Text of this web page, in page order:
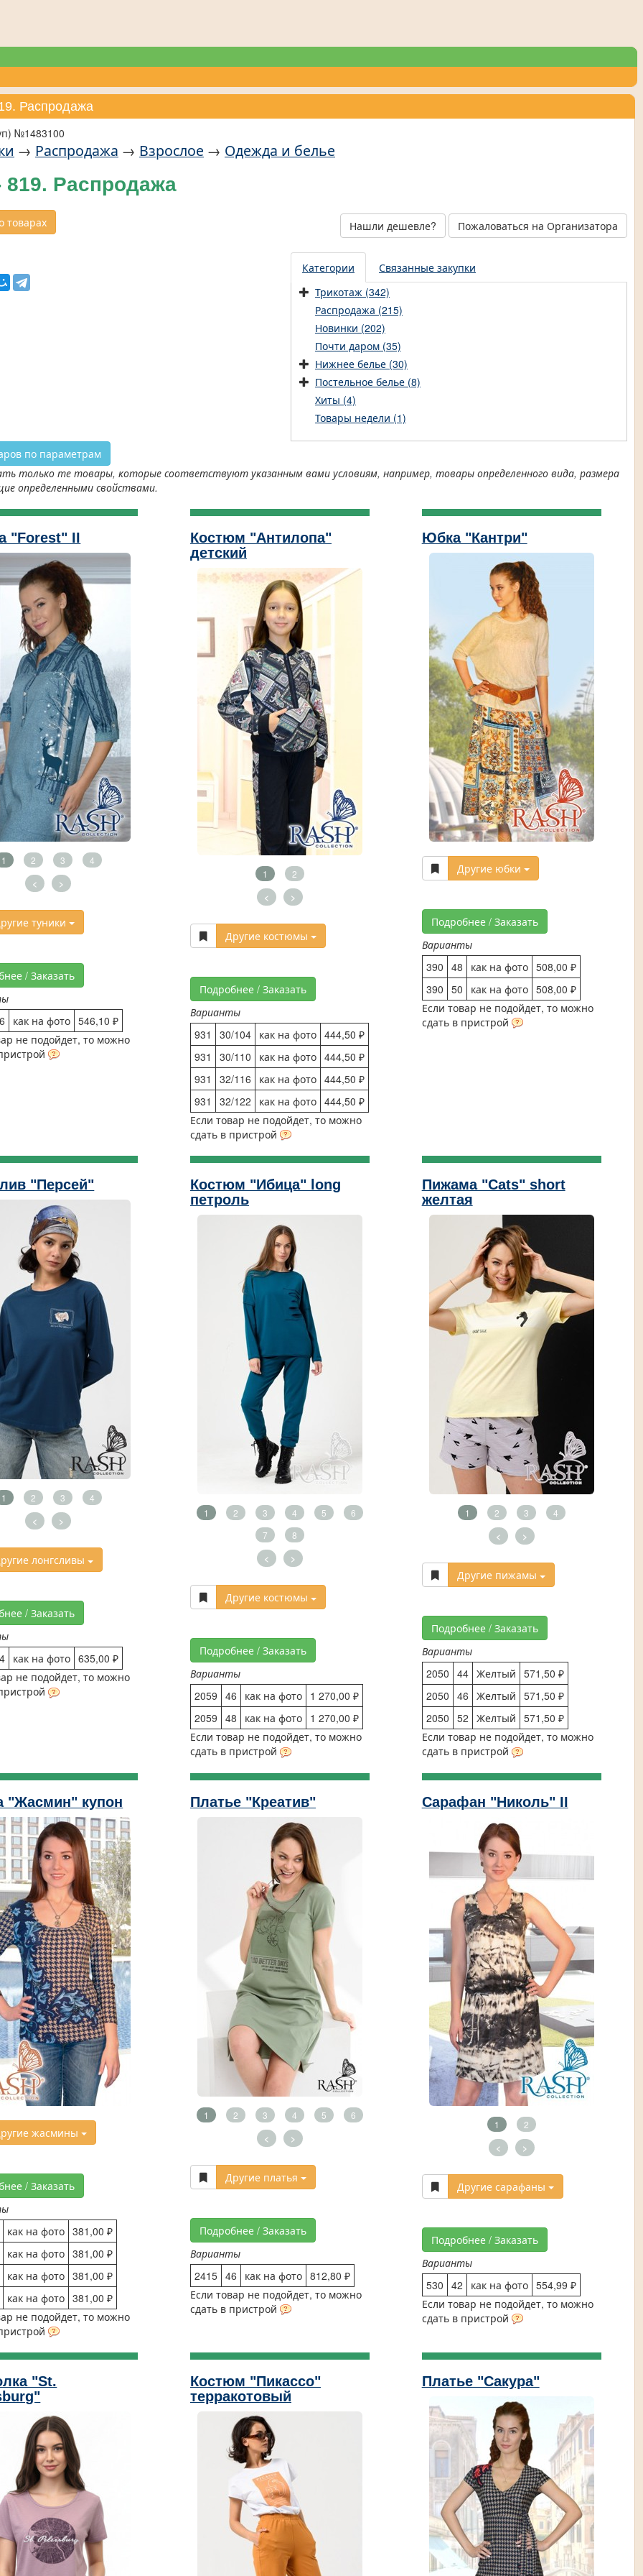
Распродажа
№1483100
→ Распродажа → Взрослое → Одежда и белье
819. Распродажа
Нашли дешевле? Пожаловаться на Организатора
Категории
Связанные закупки
Трикотаж (342)
Распродажа (215)
Новинки (202)
Почти даром (35)
Нижнее белье (30)
Постельное белье (8)
Хиты (4)
Товары недели (1)
по параметрам
только те товары, которые соответствуют указанным вами условиям, например, товары определенного вида, размера
определенными свойствами.
"Forest" II
1 2 3 4
< >
туники
/ Заказать
как на фото 546,10 ₽
не подойдет, то можно
Костюм "Антилопа"
детский
1 2
< >
Другие костюмы
Подробнее / Заказать
Варианты
931
30/104 как на фото 444,50 ₽
931
30/110 как на фото 444,50 ₽
931
32/116 как на фото 444,50 ₽
931
32/122 как на фото 444,50 ₽
Если товар не подойдет, то можно
сдать в пристрой
Юбка "Кантри"
Другие юбки
Подробнее / Заказать
Варианты
390 48 как на фото 508,00 ₽
390 50 как на фото 508,00 ₽
Если товар не подойдет, то можно
сдать в пристрой
"Персей"
1 2 3 4
< >
лонгсливы
/ Заказать
как на фото 635,00 ₽
не подойдет, то можно
Костюм "Ибица" long
петроль
1 2 3 4 5
6
7
8
< >
Другие костюмы
Подробнее / Заказать
Варианты
2059 46 как на фото
1 270,00 ₽
2059 48 как на фото
1 270,00 ₽
Если товар не подойдет, то можно
сдать в пристрой
Пижама "Cats" short
желтая
1 2 3 4
< >
Другие пижамы
Подробнее / Заказать
Варианты
2050 44 Желтый 571,50 ₽
2050 46 Желтый 571,50 ₽
2050 52 Желтый 571,50 ₽
Если товар не подойдет, то можно
сдать в пристрой
"Жасмин" купон
жасмины
/ Заказать
как на фото 381,00 ₽
как на фото 381,00 ₽
как на фото 381,00 ₽
как на фото 381,00 ₽
не подойдет, то можно
Платье "Креатив"
1 2 3 4 5 6
< >
Другие платья
Подробнее / Заказать
Варианты
2415 46 как на фото 812,80 ₽
Если товар не подойдет, то можно
сдать в пристрой
Сарафан "Николь" II
1 2
< >
Другие сарафаны
Подробнее / Заказать
Варианты
530 42 как на фото 554,99 ₽
Если товар не подойдет, то можно
сдать в пристрой
"St.
Костюм "Пикассо"
терракотовый
Платье "Сакура"